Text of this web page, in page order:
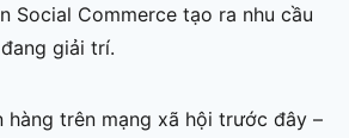
Social Commerce tạo ra nhu cầu
giải trí.
hàng trên mạng xã hội trước đây –